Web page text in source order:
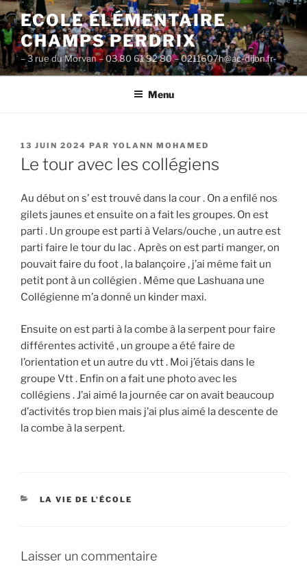
Aller
au
contenu
principal
ECOLE ÉLÉMENTAIRE
CHAMPS PERDRIX
– 3 rue du Morvan – 03 80 61 92 80 – 0211607h@ac-dijon.fr-
Menu
PUBLIÉ
LE
13 JUIN 2024 PAR YOLANN MOHAMED
Le tour avec les collégiens
Au début on s’ est trouvé dans la cour . On a enfilé nos
gilets jaunes et ensuite on a fait les groupes. On est
parti . Un groupe est parti à Velars/ouche , un autre est
parti faire le tour du lac . Après on est parti manger, on
pouvait faire du foot , la balançoire , j’ai même fait un
petit pont à un collégien . Même que Lashuana une
Collégienne m’a donné un kinder maxi.
Ensuite on est parti à la combe à la serpent pour faire
différentes activité , un groupe a été faire de
l’orientation et un autre du vtt . Moi j’étais dans le
groupe Vtt . Enfin on a fait une photo avec les
collégiens . J’ai aimé la journée car on avait beaucoup
d’activités trop bien mais j’ai plus aimé la descente de
la combe à la serpent.
CATÉGORIES
LA VIE DE L'ÉCOLE
Laisser un commentaire